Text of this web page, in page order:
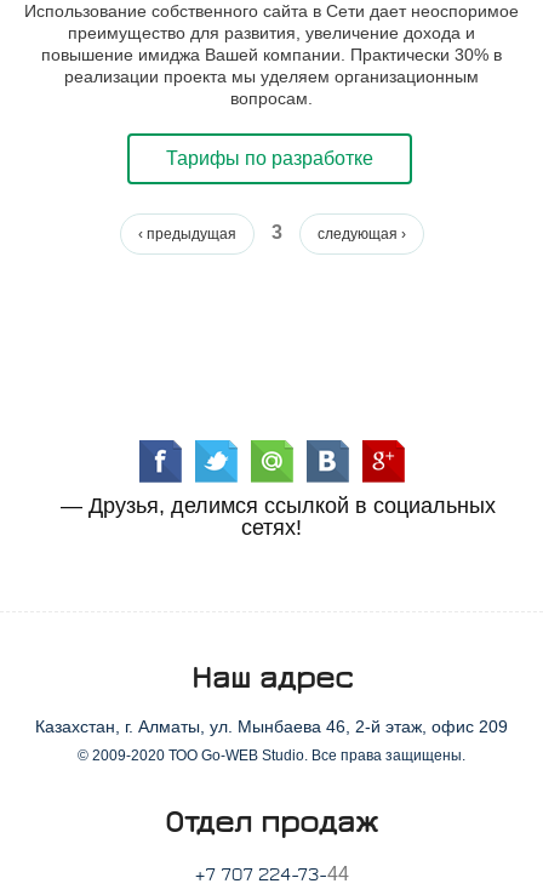
Использование собственного сайта в Сети дает неоспоримое
преимущество для развития, увеличение дохода и
повышение имиджа Вашей компании. Практически 30% в
реализации проекта мы уделяем организационным
вопросам.
Тарифы по разработке
СТРАНИЦЫ
‹ предыдущая 3 следующая ›
— Друзья, делимся ссылкой в социальных
сетях!
Наш адрес
Казахстан, г. Алматы, ул. Мынбаева 46, 2-й этаж, офис 209
© 2009-2020 ТОО Go-WEB Studio. Все права защищены.
Отдел продаж
+7 707 224-73-44